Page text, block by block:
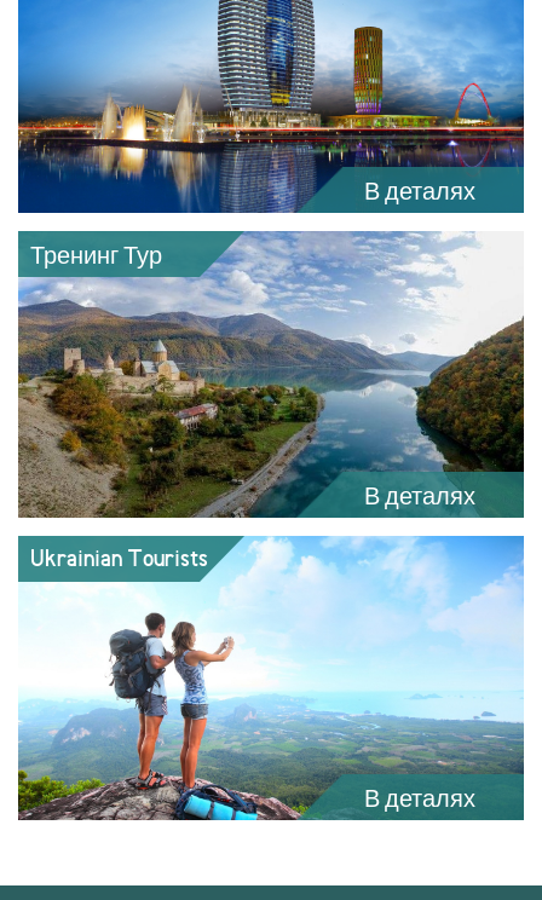
В деталях
Тренинг Тур
В деталях
Ukrainian Tourists
В деталях